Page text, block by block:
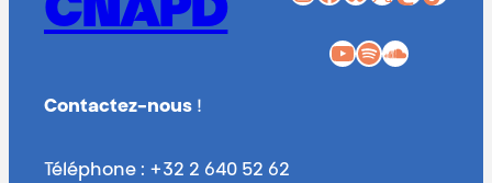
CNAPD
YouTube Spotify SoundCloud
Contactez-nous !
Téléphone : +32 2 640 52 62